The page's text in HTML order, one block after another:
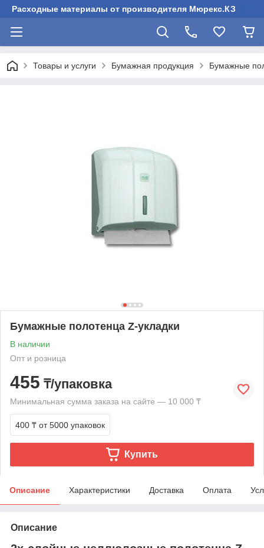
Расходные материалы от производителя Мюрекс.КЗ
Товары и услуги Бумажная продукция Бумажные
Бумажные полотенца Z-укладки
В наличии
Опт и розница
455 ₸/упаковка
Минимальная сумма заказа на сайте — 10 000 ₸
400 ₸ от 5000 упаковок
Купить
Описание Характеристики Доставка Оплата
Описание